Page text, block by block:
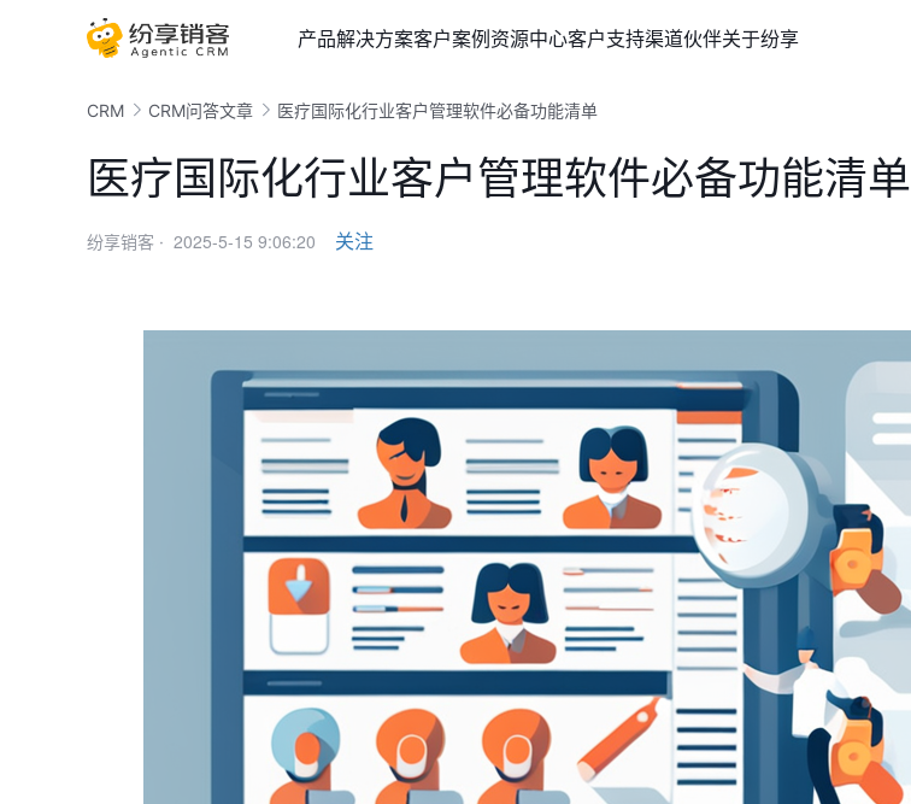
产品解决方案客户案例资源中心客户支持渠道伙伴关于纷享
CRM CRM问答文章 医疗国际化行业客户管理软件必备功能清单
医疗国际化行业客户管理软件必备功能清单
纷享销客 · 2025-5-15 9:06:20 关注